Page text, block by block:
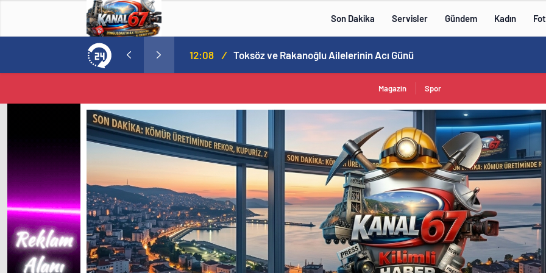
Son Dakika Servisler Gündem Kadın
MHP’de Şok Kulis: Eski Başkan Sahnede! Korkmaz Yol Vermiyor 12:08 / Toksöz ve Rakanoğlu Ailelerinin Acı Günü
Magazin Spor